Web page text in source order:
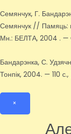
Семянчук, Г.
Семянчук // Памяць:
Мн.: БЕЛТА, 2004 . —
Бандарэнка, С.
Тонпік, 2004. — 110 с.,
×